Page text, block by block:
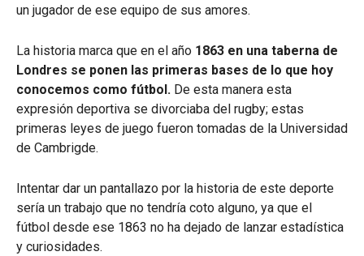
un jugador de ese equipo de sus amores.
La historia marca que en el año 1863 en una taberna de
Londres se ponen las primeras bases de lo que hoy
conocemos como fútbol. De esta manera esta
expresión deportiva se divorciaba del rugby; estas
primeras leyes de juego fueron tomadas de la Universidad
de Cambrigde.
Intentar dar un pantallazo por la historia de este deporte
sería un trabajo que no tendría coto alguno, ya que el
fútbol desde ese 1863 no ha dejado de lanzar estadística
y curiosidades.